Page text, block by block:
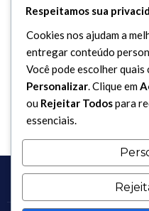
Curiosidades
Dicionário Islâmico
Downloads
Respeitamos sua
Cookies nos ajudam a
entregar conteúdo
Você pode escolher
Personalizar. Clique em
ou Rejeitar Todospara
essenciais.